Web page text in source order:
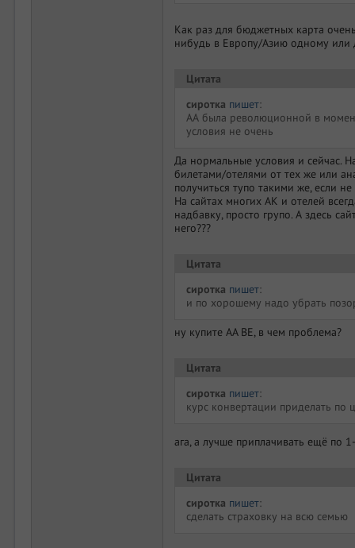
Как раз для бюджетных карта
нибудь в Европу/Азию одному или
Цитата
сиротка пишет:
АА была революционной в
условия не очень
Да нормальные условия и сейчас.
билетами/отелями от тех же или
получиться тупо такими же, если
На сайтах многих АК и отелей
надбавку, просто групо. А здесь
него???
Цитата
сиротка пишет:
и по хорошему надо убрать
ну купите AA BE, в чем проблема?
Цитата
сиротка пишет:
курс конвертации приделать по
ага, а лучше приплачивать ещё по
Цитата
сиротка пишет:
сделать страховку на всю семью